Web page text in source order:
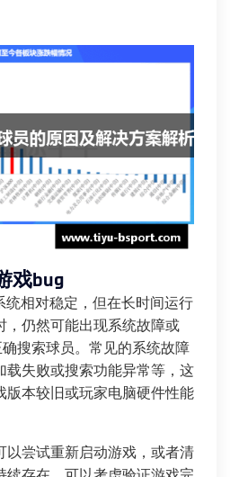
戏bug
相对稳定，但在长时间运行
，仍然可能出现系统故障或
搜索球员。常见的系统故障
载失败或搜索功能异常等，这
版本较旧或玩家电脑硬件性能
以尝试重新启动游戏，或者清